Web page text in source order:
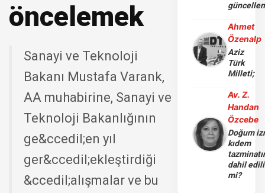
öncelemek
Sanayi ve Teknoloji
Bakanı Mustafa Varank,
AA muhabirine, Sanayi ve
Teknoloji Bakanlığının
ge&ccedil;en yıl
ger&ccedil;ekleştirdiği
&ccedil;alışmalar ve bu
Ahmet
Özenalp
Aziz
Türk
Milleti;
Av. Z.
Handan
Özcebe
Doğum
kıdem
dahil
mi?